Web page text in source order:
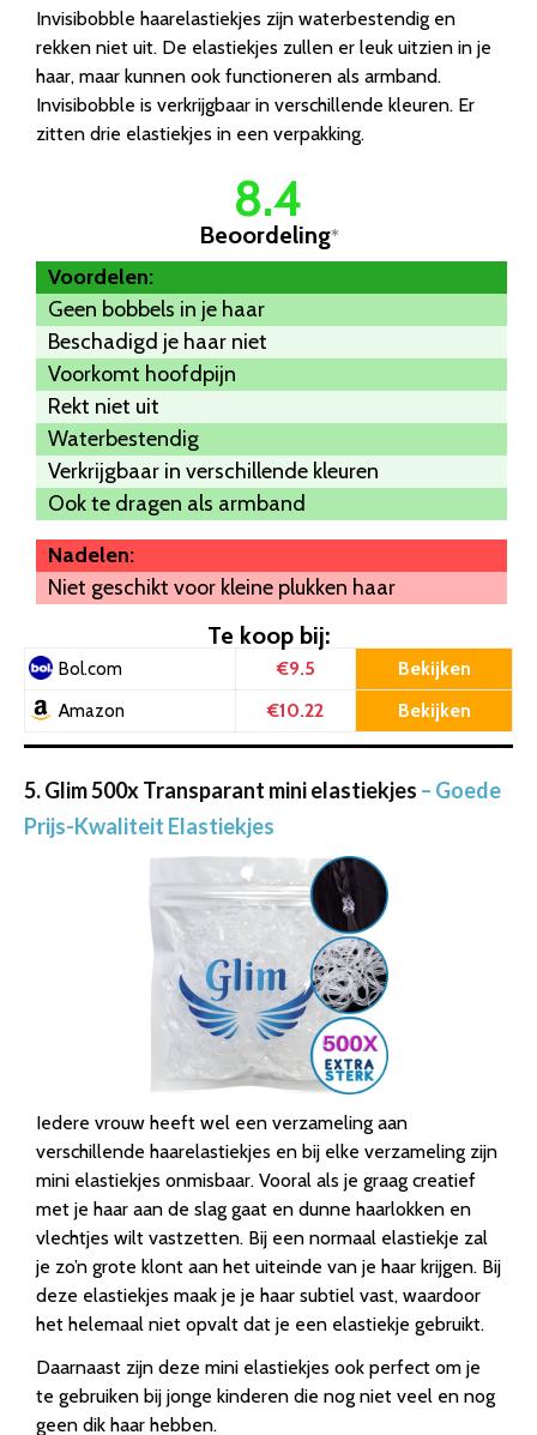
Invisibobble haarelastiekjes zijn waterbestendig en
rekken niet uit. De elastiekjes zullen er leuk uitzien in je
haar, maar kunnen ook functioneren als armband.
Invisibobble is verkrijgbaar in verschillende kleuren. Er
zitten drie elastiekjes in een verpakking.
8.4
Beoordeling*
Voordelen:
Geen bobbels in je haar
Beschadigd je haar niet
Voorkomt hoofdpijn
Rekt niet uit
Waterbestendig
Verkrijgbaar in verschillende kleuren
Ook te dragen als armband
Nadelen:
Niet geschikt voor kleine plukken haar
Te koop bij:
Bol.com €9.5 Bekijken
Amazon €10.22 Bekijken
5. Glim 500x Transparant mini elastiekjes – Goede
Prijs-Kwaliteit Elastiekjes
Iedere vrouw heeft wel een verzameling aan
verschillende haarelastiekjes en bij elke verzameling zijn
mini elastiekjes onmisbaar. Vooral als je graag creatief
met je haar aan de slag gaat en dunne haarlokken en
vlechtjes wilt vastzetten. Bij een normaal elastiekje zal
je zo’n grote klont aan het uiteinde van je haar krijgen. Bij
deze elastiekjes maak je je haar subtiel vast, waardoor
het helemaal niet opvalt dat je een elastiekje gebruikt.
Daarnaast zijn deze mini elastiekjes ook perfect om je
te gebruiken bij jonge kinderen die nog niet veel en nog
geen dik haar hebben.